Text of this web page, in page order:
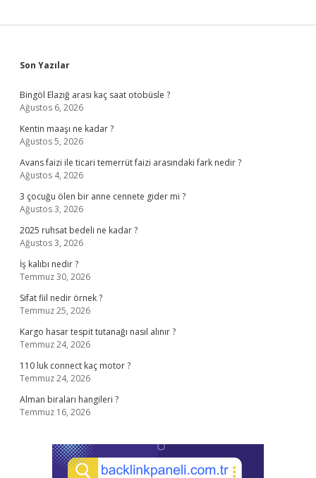
Sidebar
Son Yazılar
Bingöl Elazığ arası kaç saat otobüsle ?
Ağustos 6, 2026
Kentin maaşı ne kadar ?
Ağustos 5, 2026
Avans faizi ile ticari temerrüt faizi arasındaki fark nedir ?
Ağustos 4, 2026
3 çocuğu ölen bir anne cennete gider mi ?
Ağustos 3, 2026
2025 ruhsat bedeli ne kadar ?
Ağustos 3, 2026
İş kalıbı nedir ?
Temmuz 30, 2026
Sifat fiil nedir örnek ?
Temmuz 25, 2026
Kargo hasar tespit tutanağı nasıl alınır ?
Temmuz 24, 2026
110 luk connect kaç motor ?
Temmuz 24, 2026
Alman biraları hangileri ?
Temmuz 16, 2026